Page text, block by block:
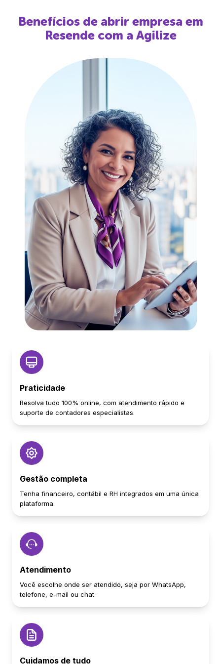
Benefícios de abrir empresa em
Resendecom a Agilize
Praticidade
Resolva tudo 100% online, com atendimento rápido e
suporte de contadores especialistas.
Gestão completa
Tenha financeiro, contábil e RH integrados em uma única
plataforma.
Atendimento
Você escolhe onde ser atendido, seja por WhatsApp,
telefone, e-mail ou chat.
Cuidamos de tudo